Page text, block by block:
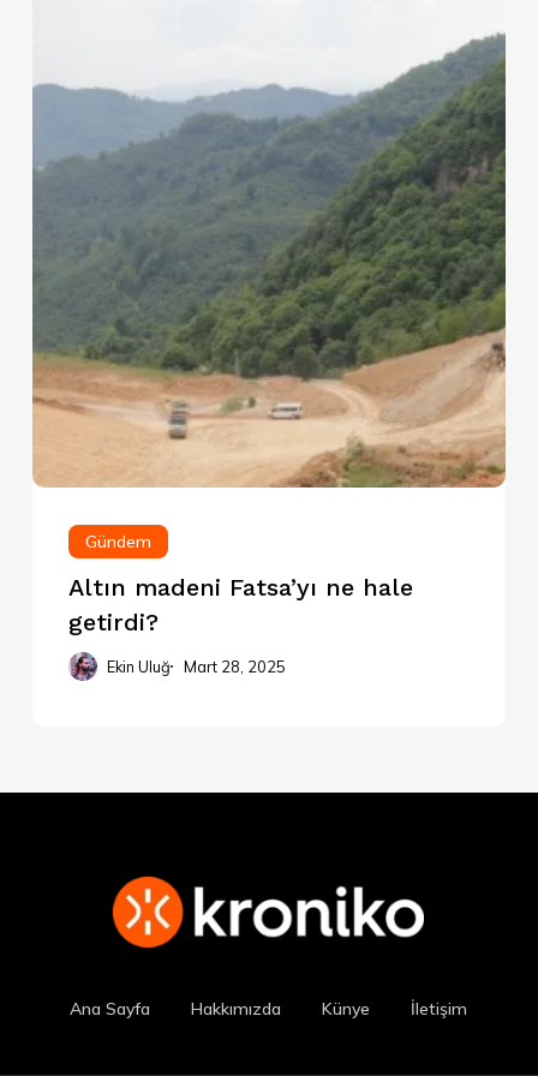
Gündem
Altın madeni Fatsa’yı ne hale
getirdi?
Ekin Uluğ Mart 28, 2025
Ana Sayfa Hakkımızda Künye İletişim